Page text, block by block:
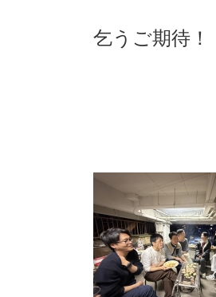
乞うご期待！